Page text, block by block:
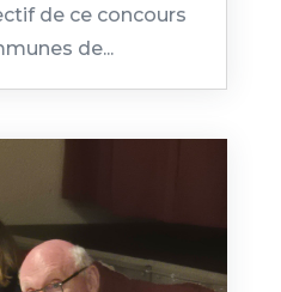
de ce concours
de...